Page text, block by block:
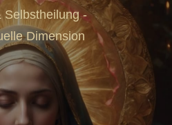
Selbstheilung -
Dimension